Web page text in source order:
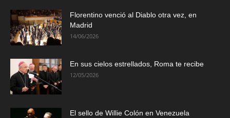
Florentino venció al Diablo otra vez, en
Madrid
14/06/2026
En sus cielos estrellados, Roma te recibe
12/05/2026
El sello de Willie Colón en Venezuela